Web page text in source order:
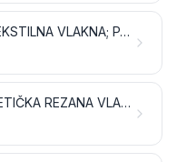
OSTALA BILJNA TEKSTILNA VLAKNA; PAPIRNA PREĐA I TKANINE OD PAPIRNE PREĐE
UMJETNA ILI SINTETIČKA REZANA VLAKNA